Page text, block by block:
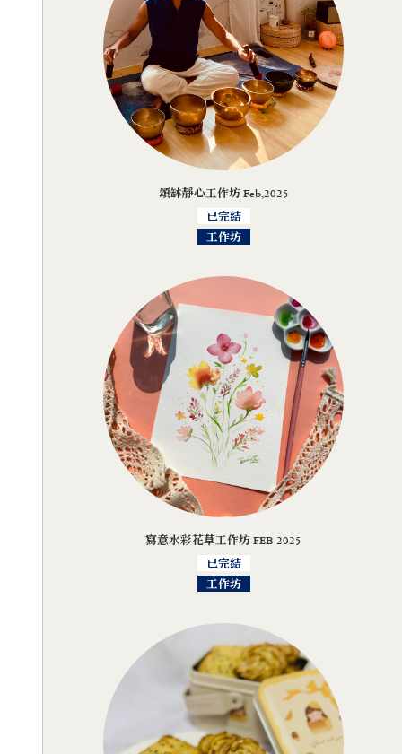
頌缽靜心工作坊 Feb,2025
已完結
工作坊
寫意水彩花草工作坊 FEB 2025
已完結
工作坊